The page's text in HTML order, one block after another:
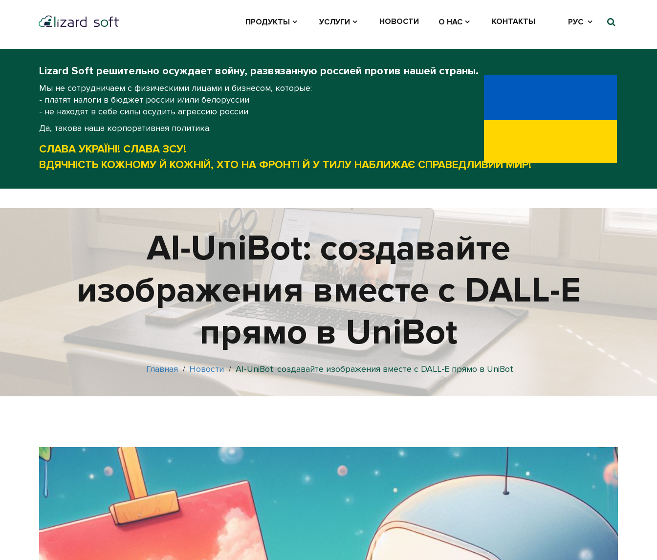
ПРОДУКТЫ УСЛУГИ НОВОСТИ О НАС КОНТАКТЫ РУС
Lizard Soft решительно осуждает войну, развязанную россией против нашей страны.
Мы не сотрудничаем с физическими лицами и бизнесом, которые:
- платят налоги в бюджет россии и/или белоруссии
- не находят в себе силы осудить агрессию россии
Да, такова наша корпоративная политика.
СЛАВА УКРАЇНІ! СЛАВА ЗСУ!
ВДЯЧНІСТЬ КОЖНОМУ Й КОЖНІЙ, ХТО НА ФРОНТІ Й У ТИЛУ НАБЛИЖАЄ СПРАВЕДЛИВИЙ МИР!
AI-UniBot: создавайте
изображения вместе с DALL-E
прямо в UniBot
Главная / Новости / AI-UniBot: создавайте изображения вместе с DALL-E прямо в UniBot